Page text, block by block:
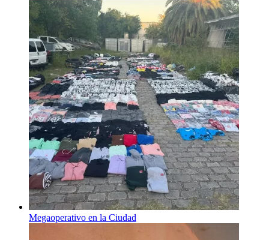
Megaoperativo en la Ciudad